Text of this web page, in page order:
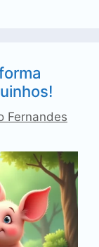
Fernandes